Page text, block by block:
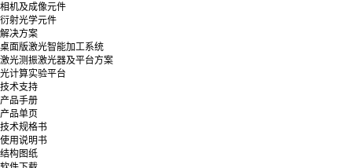
相机及成像元件
衍射光学元件
解决方案
桌面版激光智能加工系统
激光测振激光器及平台方案
光计算实验平台
技术支持
产品手册
产品单页
技术规格书
使用说明书
结构图纸